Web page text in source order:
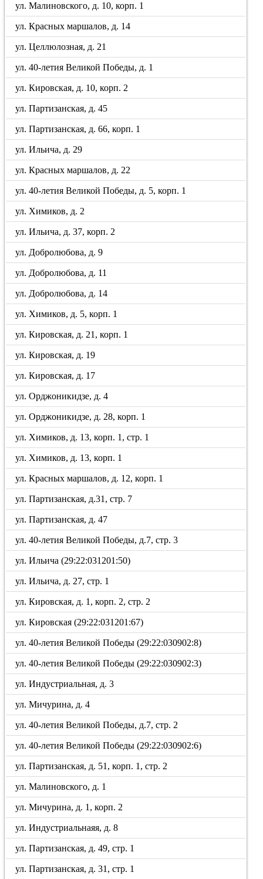
ул. Малиновского, д. 10, корп. 1
ул. Красных маршалов, д. 14
ул. Целлюлозная, д. 21
ул. 40-летия Великой Победы, д. 1
ул. Кировская, д. 10, корп. 2
ул. Партизанская, д. 45
ул. Партизанская, д. 66, корп. 1
ул. Ильича, д. 29
ул. Красных маршалов, д. 22
ул. 40-летия Великой Победы, д. 5, корп. 1
ул. Химиков, д. 2
ул. Ильича, д. 37, корп. 2
ул. Добролюбова, д. 9
ул. Добролюбова, д. 11
ул. Добролюбова, д. 14
ул. Химиков, д. 5, корп. 1
ул. Кировская, д. 21, корп. 1
ул. Кировская, д. 19
ул. Кировская, д. 17
ул. Орджоникидзе, д. 4
ул. Орджоникидзе, д. 28, корп. 1
ул. Химиков, д. 13, корп. 1, стр. 1
ул. Химиков, д. 13, корп. 1
ул. Красных маршалов, д. 12, корп. 1
ул. Партизанская, д.31, стр. 7
ул. Партизанская, д. 47
ул. 40-летия Великой Победы, д.7, стр. 3
ул. Ильича (29:22:031201:50)
ул. Ильича, д. 27, стр. 1
ул. Кировская, д. 1, корп. 2, стр. 2
ул. Кировская (29:22:031201:67)
ул. 40-летия Великой Победы (29:22:030902:8)
ул. 40-летия Великой Победы (29:22:030902:3)
ул. Индустриальная, д. 3
ул. Мичурина, д. 4
ул. 40-летия Великой Победы, д.7, стр. 2
ул. 40-летия Великой Победы (29:22:030902:6)
ул. Партизанская, д. 51, корп. 1, стр. 2
ул. Малиновского, д. 1
ул. Мичурина, д. 1, корп. 2
ул. Индустриальнаяя, д. 8
ул. Партизанская, д. 49, стр. 1
ул. Партизанская, д. 31, стр. 1